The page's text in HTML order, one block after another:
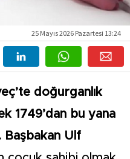
25 Mayıs 2026 Pazartesi 13:24
doğurganlık
1749’dan bu yana
Başbakan Ulf